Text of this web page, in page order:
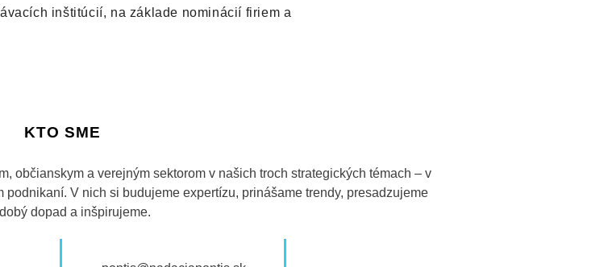
inštitúcií, na základe nominácií firiem a
KTO SME
občianskym a verejným sektorom v našich troch strategických témach – v
V nich si budujeme expertízu, prinášame trendy, presadzujeme
dopad a inšpirujeme.